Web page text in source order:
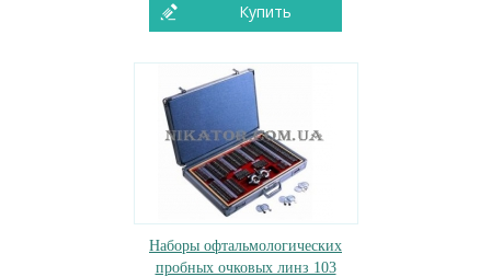
Купить
Наборы офтальмологических
пробных очковых линз 103